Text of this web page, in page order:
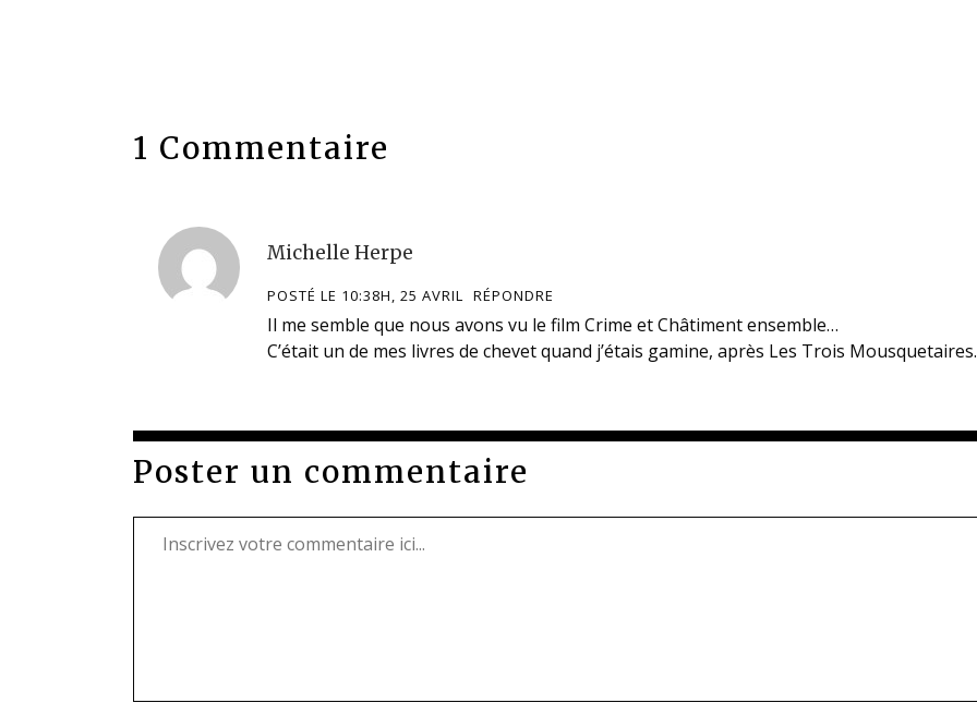
1 Commentaire
Michelle Herpe
POSTÉ LE 10:38H, 25 AVRIL RÉPONDRE
Il me semble que nous avons vu le film Crime et Châtiment ensemble…
C’était un de mes livres de chevet quand j’étais gamine, après Les Trois Mousquetaires.
Poster un commentaire